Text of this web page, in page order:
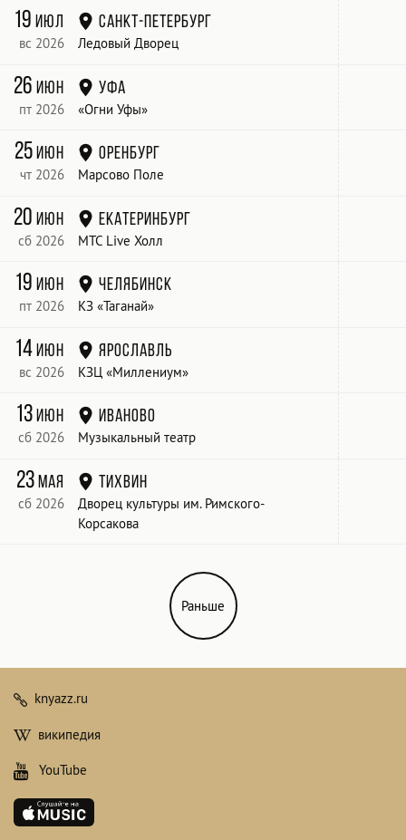
19июл
вс 2026
Санкт-Петербург
Ледовый Дворец
26июн
пт 2026
Уфа
«Огни Уфы»
25июн
чт 2026
Оренбург
Марсово Поле
20июн
сб 2026
Екатеринбург
МТС Live Холл
19июн
пт 2026
Челябинск
КЗ «Таганай»
14июн
вс 2026
Ярославль
КЗЦ «Миллениум»
13июн
сб 2026
Иваново
Музыкальный театр
23мая
сб 2026
Тихвин
Дворец культуры им. Римского-
Корсакова
Раньше
knyazz.ru
википедия
YouTube